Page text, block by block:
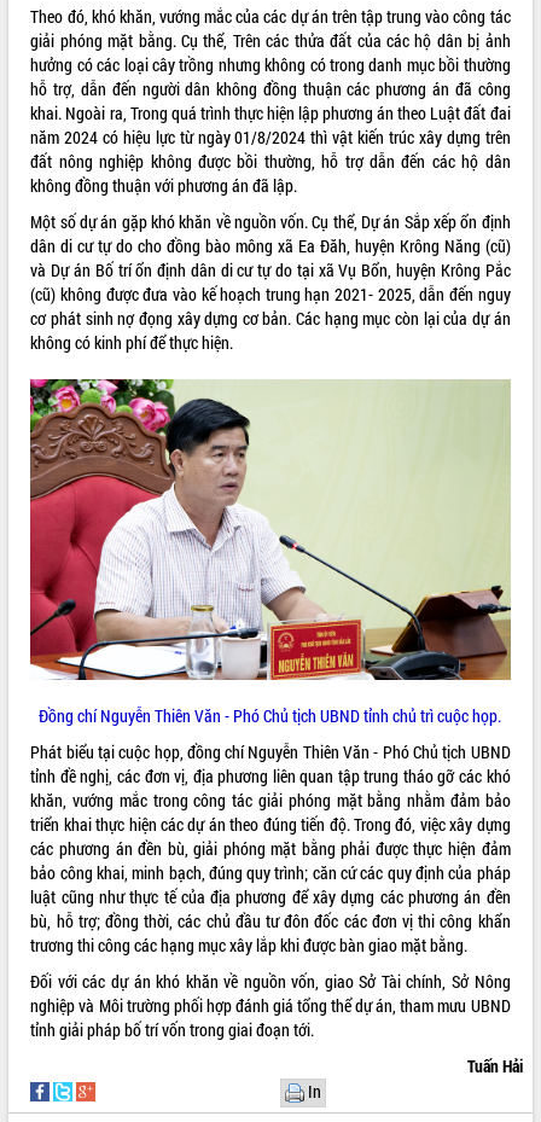
Kỳ họp thứ Hai, Hội đồng nhân dân
tỉnh khóa XI quyết nghị nhiều nội dung
quan trọng
Bí thư Tỉnh ủy Lương Nguyễn Minh
Triết thăm, tặng quà người có công với
cách mạng
Rà soát, hoàn thiện hệ thống thiết chế
văn hóa, thể thao đáp ứng yêu cầu
phát triển mới
Thường trực HĐND tỉnh Đắk Lắk gặp
mặt Đoàn chuyên gia y tế TP. Hồ Chí
Minh
Lễ truy điệu và an táng hài cốt liệt sĩ
tại Nghĩa trang Liệt sĩ xã Sơn Hòa
Bàn giải pháp tháo gỡ khó khăn trong
xuất khẩu sầu riêng và triển khai quy
định EUDR
Thứ trưởng Bộ Nông nghiệp và Môi
trường Nguyễn Hoàng Hiệp khảo sát
vùng trồng và doanh nghiệp đóng gói
sầu riêng tại Đắk Lắk
Trình diễn nghệ thuật chế biến các
món ăn từ sầu riêng
Đắk Lắk công bố Quy hoạch và xúc
tiến đầu tư tỉnh
Ngành cá ngừ Đắk Lắk chủ động thích
Diễn đàn Kinh tế tư nhân Việt Nam đột
phá cơ chế - Hợp tác công tư
Đề án 06 tạo bước ngoặt đột phá trong
cải cách hành chính tỉnh Đắk Lắk
Kết nối tour, đẩy mạnh chuyển đổi số
để phát triển du lịch Đắk Lắk
Khởi động Dự án Đầu tư xây dựng hạ
tầng kỹ thuật Cụm công nghiệp Tân
Tiến
Gặp mặt các cơ quan báo chí nhân Kỷ
niệm 101 năm Ngày Báo chí Cách
mạng Việt Nam
Đắk Lắk sơ kết 4 năm triển khai thực
Họp báo thông tin về Hội nghị Công bố
LIÊN KẾT WEB
THỐNG KÊ TRUY CẬP
Hôm nay: 9019
Tất cả: 66054342
Theo đó, khó khăn, vướng mắc của các dự án trên tập trung vào công tác
giải phóng mặt bằng. Cụ thể, Trên các thửa đất của các hộ dân bị ảnh
hưởng có các loại cây trồng nhưng không có trong danh mục bồi thường
hỗ trợ, dẫn đến người dân không đồng thuận các phương án đã công
khai. Ngoài ra, Trong quá trình thực hiện lập phương án theo Luật đất đai
năm 2024 có hiệu lực từ ngày 01/8/2024 thì vật kiến trúc xây dựng trên
đất nông nghiệp không được bồi thường, hỗ trợ dẫn đến các hộ dân
không đồng thuận với phương án đã lập.
Một số dự án gặp khó khăn về nguồn vốn. Cụ thể, Dự án Sắp xếp ổn định
dân di cư tự do cho đồng bào mông xã Ea Đăh, huyện Krông Năng (cũ)
và Dự án Bố trí ổn định dân di cư tự do tại xã Vụ Bổn, huyện Krông Pắc
(cũ) không được đưa vào kế hoạch trung hạn 2021- 2025, dẫn đến nguy
cơ phát sinh nợ đọng xây dựng cơ bản. Các hạng mục còn lại của dự án
không có kinh phí để thực hiện.
Đồng chí Nguyễn Thiên Văn - Phó Chủ tịch UBND tỉnh chủ trì cuộc họp.
Phát biểu tại cuộc họp, đồng chí Nguyễn Thiên Văn - Phó Chủ tịch UBND
tỉnh đề nghị, các đơn vị, địa phương liên quan tập trung tháo gỡ các khó
khăn, vướng mắc trong công tác giải phóng mặt bằng nhằm đảm bảo
triển khai thực hiện các dự án theo đúng tiến độ. Trong đó, việc xây dựng
các phương án đền bù, giải phóng mặt bằng phải được thực hiện đảm
bảo công khai, minh bạch, đúng quy trình; căn cứ các quy định của pháp
luật cũng như thực tế của địa phương để xây dựng các phương án đền
bù, hỗ trợ; đồng thời, các chủ đầu tư đôn đốc các đơn vị thi công khẩn
trương thi công các hạng mục xây lắp khi được bàn giao mặt bằng.
Đối với các dự án khó khăn về nguồn vốn, giao Sở Tài chính, Sở Nông
nghiệp và Môi trường phối hợp đánh giá tổng thể dự án, tham mưu UBND
tỉnh giải pháp bố trí vốn trong giai đoạn tới.
Tuấn Hải
In